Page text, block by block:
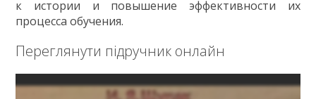
к истории и повышение эффективности их
процесса обучения.
Переглянути підручник онлайн